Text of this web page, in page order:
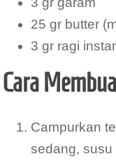
25 gr butter
3 gr ragi
Cara
Campurkan
sedang, susu